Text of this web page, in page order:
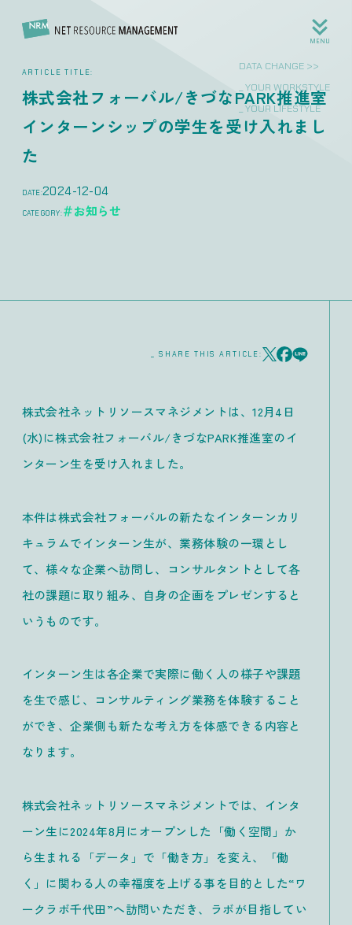
MENU
ARTICLE TITLE:
株式会社フォーバル/きづなPARK推進室
インターンシップの学生を受け入れまし
た
DATE:2024-12-04
CATEGORY:＃お知らせ
DATA CHANGE >>
_ YOUR WORKSTYLE
_ YOUR LIFESTYLE
_ SHARE THIS ARTICLE:
株式会社ネットリソースマネジメントは、12月4日
(水)に株式会社フォーバル/きづなPARK推進室のイ
ンターン生を受け入れました。
本件は株式会社フォーバルの新たなインターンカリ
キュラムでインターン生が、業務体験の一環とし
て、様々な企業へ訪問し、コンサルタントとして各
社の課題に取り組み、自身の企画をプレゼンすると
いうものです。
インターン生は各企業で実際に働く人の様子や課題
を生で感じ、コンサルティング業務を体験すること
ができ、企業側も新たな考え方を体感できる内容と
なります。
株式会社ネットリソースマネジメントでは、インタ
ーン生に2024年8月にオープンした「働く空間」か
ら生まれる「データ」で「働き方」を変え、「働
く」に関わる人の幸福度を上げる事を目的とした“ワ
ークラボ千代田”へ訪問いただき、ラボが目指してい